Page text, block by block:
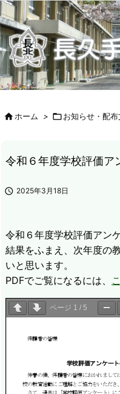
HOME 北小について 今
ＰＴＡ手帳（Web版）
ＰＴ
学校からの配付物（学年別）
ホーム > お知らせ・配
令和６年度学校評価ア
 2025年3月18日
令和６年度学校評価アン
結果をふまえ、次年度の
いと思います。
PDFでご覧になるには、
ページ 1 / 5